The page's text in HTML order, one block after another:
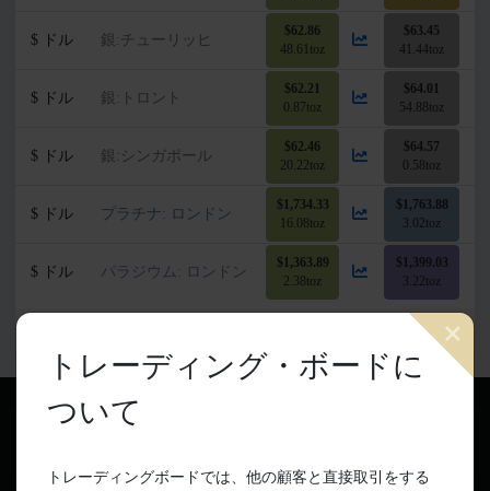
$ ドル 銀:チューリッヒ
$62.86
48.61toz
$63.45
41.44toz
$ ドル 銀:トロント
$62.21
0.87toz
$64.01
54.88toz
$ ドル 銀:シンガポール
$62.46
20.22toz
$64.57
0.58toz
$ ドル プラチナ: ロンドン
$1,734.33
16.08toz
$1,763.88
3.02toz
$ ドル パラジウム: ロンドン
$1,363.89
2.38toz
$1,399.03
3.22toz
トレーディング・ボードに
ついて
トレーディングボードでは、他の顧客と直接取引をする